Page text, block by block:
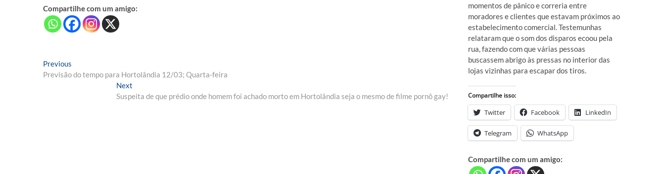
Compartilhe com um amigo:
Navegação
de
Previous
post:
Previsão do tempo para Hortolândia 12/03; Quarta-feira
Next
post:
Suspeita de que prédio onde homem foi achado morto em Hortolândia seja o mesmo de filme pornô gay!
momentos de pânico e correria entre
moradores e clientes que estavam próximos ao
estabelecimento comercial. Testemunhas
relataram que o som dos disparos ecoou pela
rua, fazendo com que várias pessoas
buscassem abrigo às pressas no interior das
lojas vizinhas para escapar dos tiros.
Compartilhe isso:
Twitter Facebook LinkedIn
Telegram WhatsApp
Compartilhe com um amigo: